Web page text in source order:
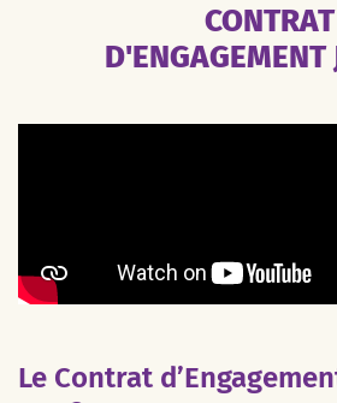
CONTRAT
D'ENGAGEMENT
Le Contrat